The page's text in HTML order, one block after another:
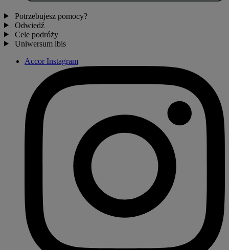
Potrzebujesz pomocy?
Odwiedź
Cele podróży
Uniwersum ibis
Accor Instagram